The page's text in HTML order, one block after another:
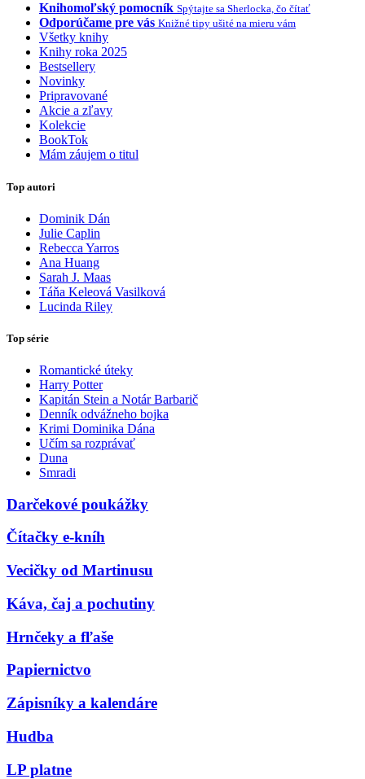
Knihomoľský pomocník Spýtajte sa Sherlocka, čo čítať
Odporúčame pre vás Knižné tipy ušité na mieru vám
Všetky knihy
Knihy roka 2025
Bestsellery
Novinky
Pripravované
Akcie a zľavy
Kolekcie
BookTok
Mám záujem o titul
Top autori
Dominik Dán
Julie Caplin
Rebecca Yarros
Ana Huang
Sarah J. Maas
Táňa Keleová Vasilková
Lucinda Riley
Top série
Romantické úteky
Harry Potter
Kapitán Stein a Notár Barbarič
Denník odvážneho bojka
Krimi Dominika Dána
Učím sa rozprávať
Duna
Smradi
Darčekové poukážky
Čítačky e-kníh
Vecičky od Martinusu
Káva, čaj a pochutiny
Hrnčeky a fľaše
Papiernictvo
Zápisníky a kalendáre
Hudba
LP platne